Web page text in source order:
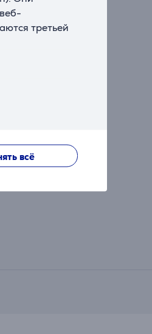
третьей
всё